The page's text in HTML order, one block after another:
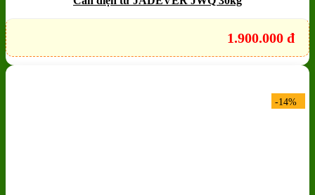
1.900.000 đ
-14%